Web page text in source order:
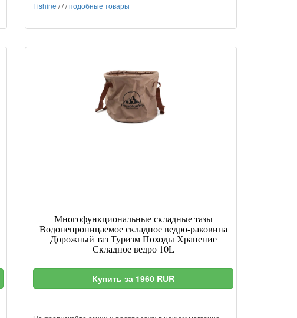
Fishine ///подобные товары
Многофункциональные складные тазы
Водонепроницаемое складное ведро-раковина
Дорожный таз Туризм Походы Хранение
Складное ведро 10L
Купить за 1960 RUR